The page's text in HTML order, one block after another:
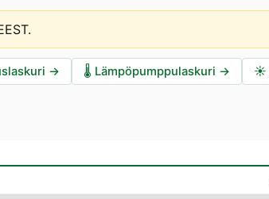
.
→ 🌡️ Lämpöpumppulaskuri → ☀️